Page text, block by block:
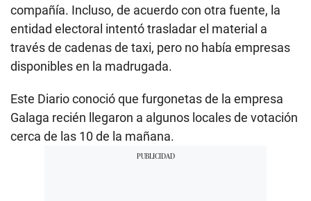
compañía. Incluso, de acuerdo con otra fuente, la
entidad electoral intentó trasladar el material a
través de cadenas de taxi, pero no había empresas
disponibles en la madrugada.
Este Diario conoció que furgonetas de la empresa
Galaga recién llegaron a algunos locales de votación
cerca de las 10 de la mañana.